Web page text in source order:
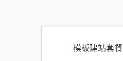
模板建站套餐